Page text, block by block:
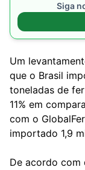
Siga
Um
que o Brasil
toneladas de
11% em
com o
importado 1,9
De acordo com